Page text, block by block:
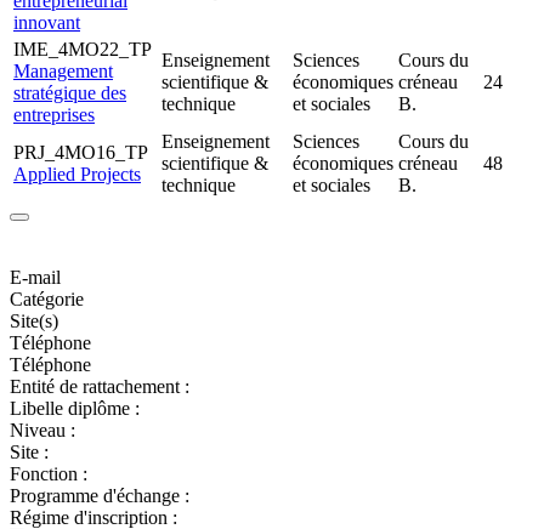
innovant
IME_4MO22_TP
Management
stratégique des
entreprises
Enseignement
scientifique &
technique
Sciences
économiques
et sociales
Cours du
créneau
B.
24
PRJ_4MO16_TP
Applied Projects
Enseignement
scientifique &
technique
Sciences
économiques
et sociales
Cours du
créneau
B.
48
E-mail
Catégorie
Site(s)
Téléphone
Téléphone
Entité de rattachement :
Libelle diplôme :
Niveau :
Site :
Fonction :
Programme d'échange :
Régime d'inscription :